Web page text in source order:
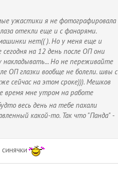
ужастики я не фотографировала
отекли еще и с фанарями.
нет(( ). Но у меня еще и
на 12 день после ОП они
накладывать... Но не переживайте
ОП глазки вообще не болели. швы с
сейчас на этом сроке))). Мешков
время мне утром на работе
весь день на тебе пахали
какой-то. Так что "Панда" -